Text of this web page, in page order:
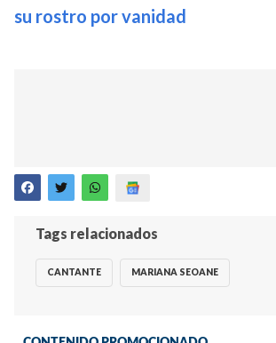
su rostro por vanidad
Tags relacionados
CANTANTE MARIANA SEOANE